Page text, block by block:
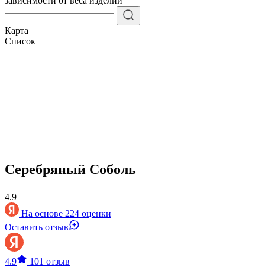
Карта
Список
Серебряный Соболь
4.9
На основе 224 оценки
Оставить отзыв
4.9 101 отзыв